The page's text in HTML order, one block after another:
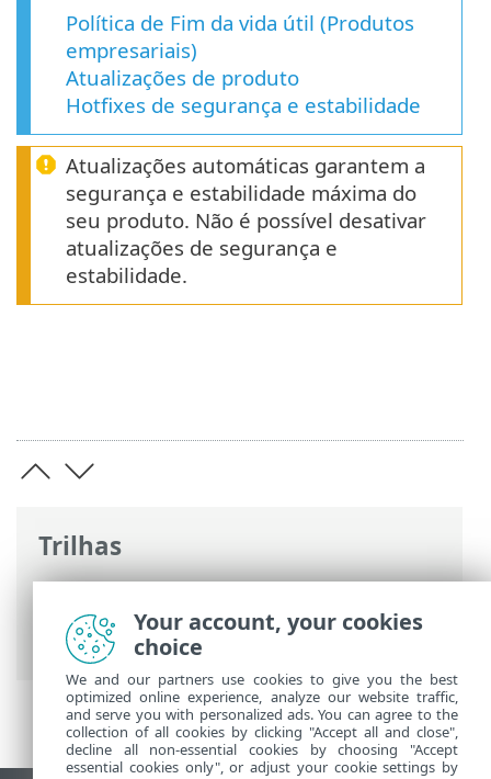
Trilhas
Ajuda on-line ESET>ESET Endpoint
Antivirus
>Instalação/atualização>
Hotfixes de segurança e estabilidade
Política de Fim da vida útil (Produtos
empresariais)
Atualizações de produto
Hotfixes de segurança e estabilidade
Atualizações automáticas garantem a
segurança e estabilidade máxima do
seu produto. Não é possível desativar
atualizações de segurança e
estabilidade.
Your account, your cookies
choice
We and our partners use cookies to give you the best
optimized online experience, analyze our website traffic,
and serve you with personalized ads. You can agree to the
collection of all cookies by clicking "Accept all and close",
decline all non-essential cookies by choosing "Accept
essential cookies only", or adjust your cookie settings by